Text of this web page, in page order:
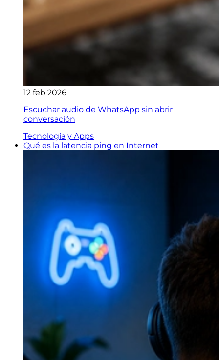
12 feb 2026
Escuchar audio de WhatsApp sin abrir
conversación
Tecnología y Apps
Qué es la latencia ping en Internet